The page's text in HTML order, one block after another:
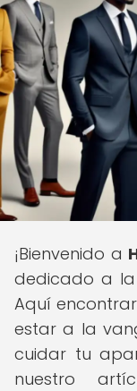
¡Bienvenido a
dedicado a la
Aquí
estar a la
cuidar tu
nuestro